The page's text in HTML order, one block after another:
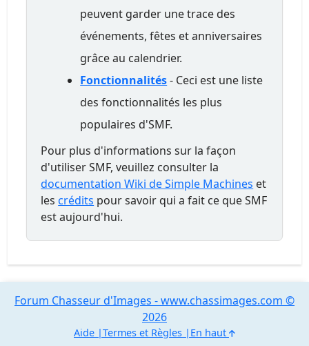
peuvent garder une trace des
événements, fêtes et anniversaires
grâce au calendrier.
Fonctionnalités- Ceci est une liste
des fonctionnalités les plus
populaires d'SMF.
Pour plus d'informations sur la façon
d'utiliser SMF, veuillez consulter la
documentation Wiki de Simple Machines et
lescrédits pour savoir qui a fait ce que SMF
est aujourd'hui.
Forum Chasseur d'Images - www.chassimages.com ©
2026
Aide Termes et Règles En haut